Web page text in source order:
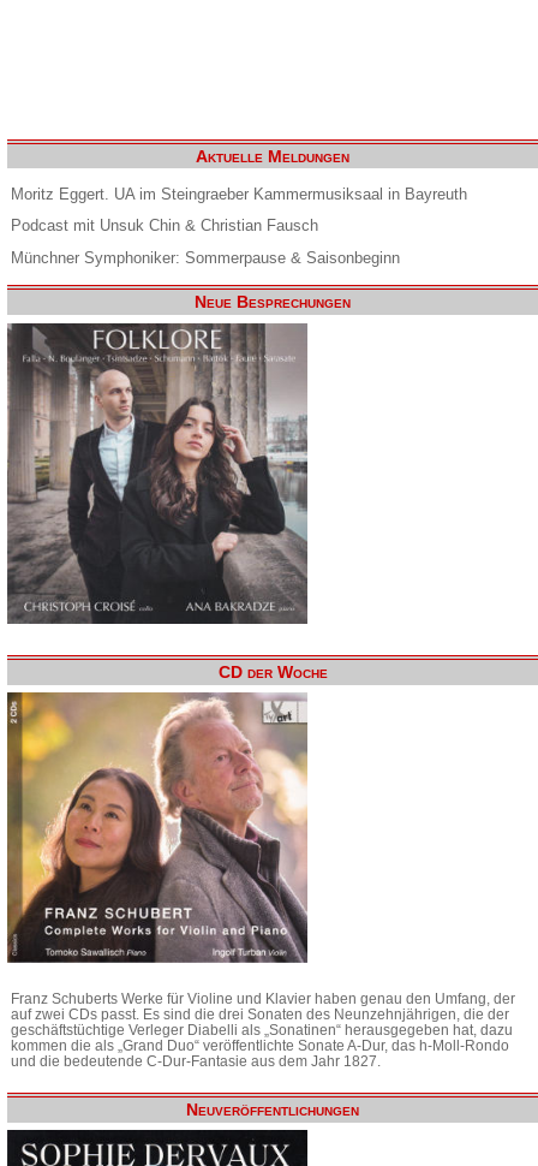
Aktuelle Meldungen
Moritz Eggert. UA im Steingraeber Kammermusiksaal in Bayreuth
Podcast mit Unsuk Chin & Christian Fausch
Münchner Symphoniker: Sommerpause & Saisonbeginn
Neue Besprechungen
CD der Woche
Franz Schuberts Werke für Violine und Klavier haben genau den Umfang, der
auf zwei CDs passt. Es sind die drei Sonaten des Neunzehnjährigen, die der
geschäftstüchtige Verleger Diabelli als „Sonatinen“ herausgegeben hat, dazu
kommen die als „Grand Duo“ veröffentlichte Sonate A-Dur, das h-Moll-Rondo
und die bedeutende C-Dur-Fantasie aus dem Jahr 1827.
Neuveröffentlichungen